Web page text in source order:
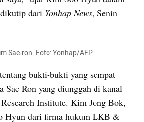
dikutip dari Yonhap News, Senin
Sae-ron. Foto: Yonhap/AFP
bukti-bukti yang sempat
Sae Ron yang diunggah di kanal
Institute. Kim Jong Bok,
Hyun dari firma hukum LKB &